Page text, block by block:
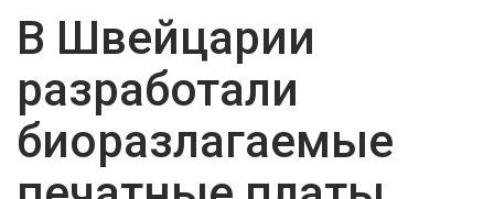
В Швейцарии
разработали
биоразлагаемые